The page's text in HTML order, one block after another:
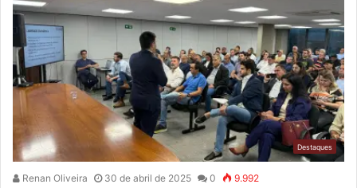
Destaques
Renan Oliveira 30 de abril de 2025 0 9.992